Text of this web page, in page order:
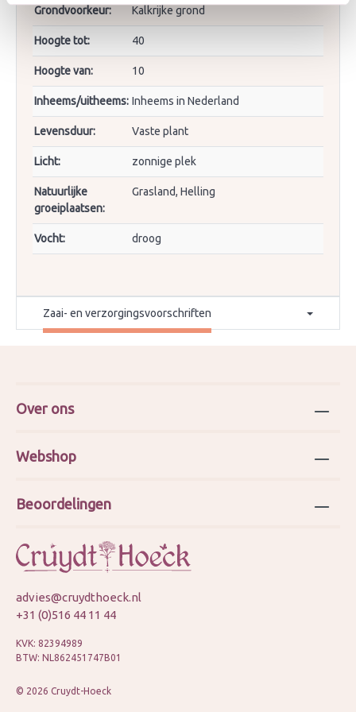
Grondvoorkeur: Kalkrijke grond
Hoogte tot: 40
Hoogte van: 10
Inheems/uitheems: Inheems in Nederland
Levensduur: Vaste plant
Licht: zonnige plek
Natuurlijke
groeiplaatsen:
Grasland, Helling
Vocht: droog
Zaai- en verzorgingsvoorschriften
advies@cruydthoeck.nl
+31 (0)516 44 11 44
KVK: 82394989
BTW: NL862451747B01
© 2026 Cruydt-Hoeck
Over ons
Webshop
Beoordelingen